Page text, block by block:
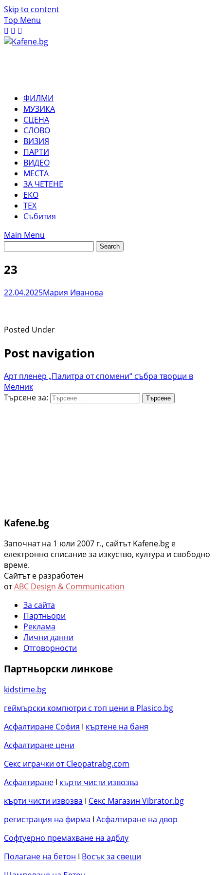
Skip to content
Top Menu
ФИЛМИ
МУЗИКА
СЦЕНА
СЛОВО
ВИЗИЯ
ПАРТИ
ВИДЕО
МЕСТА
ЗА ЧЕТЕНЕ
ЕКО
ТЕХ
Събития
Main Menu
23
22.04.2025Мария Иванова
Posted Under
Post navigation
Арт пленер „Палитра от спомени“ събра творци в
Мелник
Търсене за:
Kafene.bg
Започнат на 1 юли 2007 г., сайтът Kafene.bg e
eлектронно списание за изкуство, култура и свободно
време.
Сайтът е разработен
отABC Design & Communication
За сайта
Партньори
Реклама
Лични данни
Отговорности
Партньорски линкове
kidstime.bg
геймърски компютри с топ цени в Plasico.bg
Асфалтиране София I къртене на баня
Асфалтиране цени
Секс играчки от Cleopatrabg.com
Асфалтиране I кърти чисти извозва
кърти чисти извозва I Секс Магазин Vibrator.bg
регистрация на фирма I Асфалтиране на двор
Софтуерно премахване на адблу
Полагане на бетон I Восък за свещи